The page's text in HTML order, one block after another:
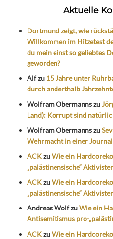
Aktuelle
Dortmund zeigt, wie
Willkommen im Hitzetest
du mein einst so geliebtes
geworden?
Alfzu 15 Jahre unter
durch anderthalb
Wolfram Obermannszu
Land): Korrupt sind
Wolfram Obermannszu
Wehrmacht in einer
ACKzuWie ein
„palästinensische“
ACKzuWie ein
„palästinensische“
Andreas WolfzuWie ein
Antisemitismus pro-
ACKzuWie ein